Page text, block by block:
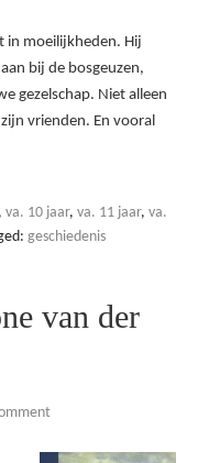
in moeilijkheden. Hij
bij de bosgeuzen,
gezelschap. Niet alleen
vrienden. En vooral
, va. 10 jaar, va. 11 jaar, va.
geschiedenis
van der